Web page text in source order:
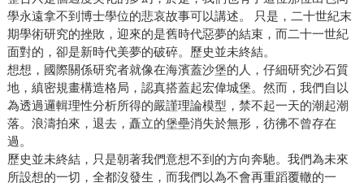
學永遠拿不到博士學位的悲哀故事可以講述。 只是，二十世紀末
期學術研究的挫敗，迎來的是舊時代惡夢的結束，而二十一世紀
面對的，卻是新時代美夢的破碎。歷史並未終結。
想想，國際關係研究者就像在海濱蓋沙堡的人，仔細研究沙石質
地，縝密規畫構造格局，認真搭蓋起宏偉城堡。然而，我們自以
為透過邏輯理性分析所得的嚴謹理論模型，禁不起一天的潮起潮
落。浪濤拍來，退去，矗立的堡壘消失於無形，彷彿不曾存在
過。
歷史並未終結，只是朝著我們意想不到的方向奔馳。我們為未來
所設想的一切，全都沒發生，而我們以為不會再重蹈覆轍的一